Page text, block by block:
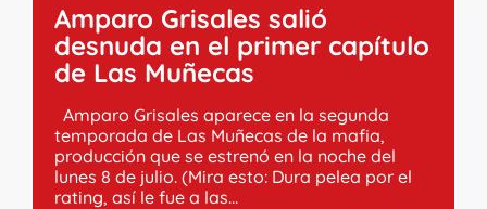
Amparo Grisales salió
desnuda en el primer capítulo
de Las Muñecas
Amparo Grisales aparece en la segunda
temporada de Las Muñecas de la mafia,
producción que se estrenó en la noche del
lunes 8 de julio. (Mira esto: Dura pelea por el
rating, así le fue a las...